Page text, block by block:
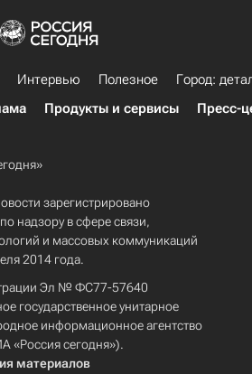
Интервью Полезное
Город:
Продукты и сервисы Пресс-
зарегистрировано
надзору в сфере связи,
и массовых коммуникаций
2014 года.
Эл № ФС77-57640
государственное унитарное
информационное агентство
«Россия сегодня»).
материалов